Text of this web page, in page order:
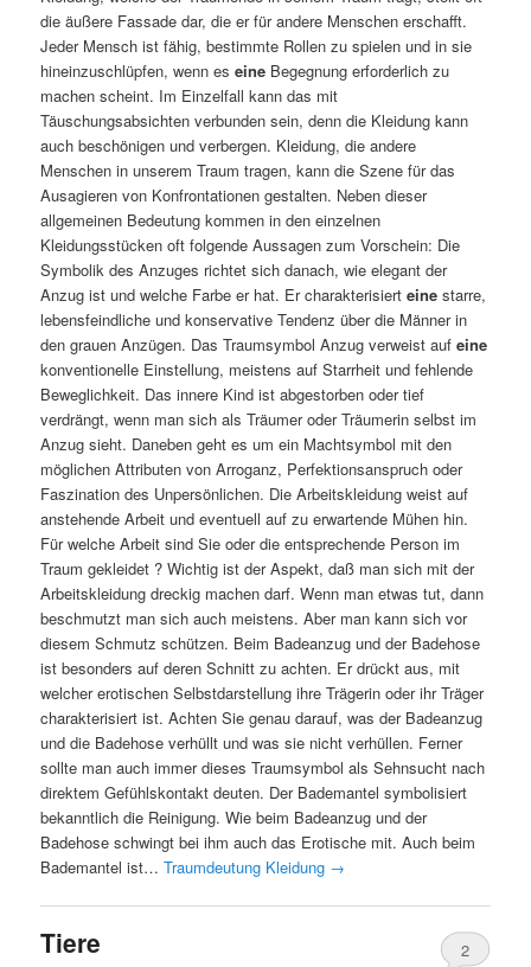
die äußere Fassade dar, die er für andere Menschen erschafft.
Jeder Mensch ist fähig, bestimmte Rollen zu spielen und in sie
hineinzuschlüpfen, wenn eseine Begegnung erforderlich zu
machen scheint. Im Einzelfall kann das mit
Täuschungsabsichten verbunden sein, denn die Kleidung kann
auch beschönigen und verbergen. Kleidung, die andere
Menschen in unserem Traum tragen, kann die Szene für das
Ausagieren von Konfrontationen gestalten. Neben dieser
allgemeinen Bedeutung kommen in den einzelnen
Kleidungsstücken oft folgende Aussagen zum Vorschein: Die
Symbolik des Anzuges richtet sich danach, wie elegant der
Anzug ist und welche Farbe er hat. Er charakterisierteine starre,
lebensfeindliche und konservative Tendenz über die Männer in
den grauen Anzügen. Das Traumsymbol Anzug verweist aufeine
konventionelle Einstellung, meistens auf Starrheit und fehlende
Beweglichkeit. Das innere Kind ist abgestorben oder tief
verdrängt, wenn man sich als Träumer oder Träumerin selbst im
Anzug sieht. Daneben geht es um ein Machtsymbol mit den
möglichen Attributen von Arroganz, Perfektionsanspruch oder
Faszination des Unpersönlichen. Die Arbeitskleidung weist auf
anstehende Arbeit und eventuell auf zu erwartende Mühen hin.
Für welche Arbeit sind Sie oder die entsprechende Person im
Traum gekleidet ? Wichtig ist der Aspekt, daß man sich mit der
Arbeitskleidung dreckig machen darf. Wenn man etwas tut, dann
beschmutzt man sich auch meistens. Aber man kann sich vor
diesem Schmutz schützen. Beim Badeanzug und der Badehose
ist besonders auf deren Schnitt zu achten. Er drückt aus, mit
welcher erotischen Selbstdarstellung ihre Trägerin oder ihr Träger
charakterisiert ist. Achten Sie genau darauf, was der Badeanzug
und die Badehose verhüllt und was sie nicht verhüllen. Ferner
sollte man auch immer dieses Traumsymbol als Sehnsucht nach
direktem Gefühlskontakt deuten. Der Bademantel symbolisiert
bekanntlich die Reinigung. Wie beim Badeanzug und der
Badehose schwingt bei ihm auch das Erotische mit. Auch beim
Bademantel ist…Traumdeutung Kleidung →
Tiere
2